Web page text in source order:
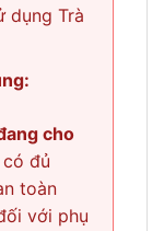
dụng Trà
cho
đủ
toàn
với phụ